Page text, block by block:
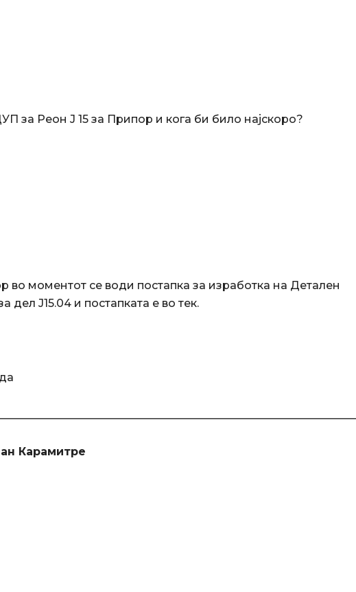
за Реон Ј 15 за Припор и кога би било најскоро?
во моментот се води постапка за изработка на Детален
дел Ј15.04 и постапката е во тек.
Карамитре